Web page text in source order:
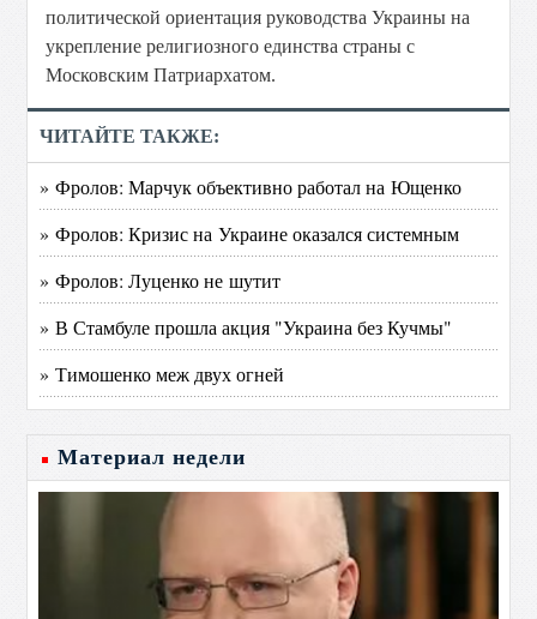
политической ориентация руководства Украины на
укрепление религиозного единства страны с
Московским Патриархатом.
ЧИТАЙТЕ ТАКЖЕ:
» Фролов: Марчук объективно работал на Ющенко
» Фролов: Кризис на Украине оказался системным
» Фролов: Луценко не шутит
» В Стамбуле прошла акция "Украина без Кучмы"
» Тимошенко меж двух огней
Материал недели